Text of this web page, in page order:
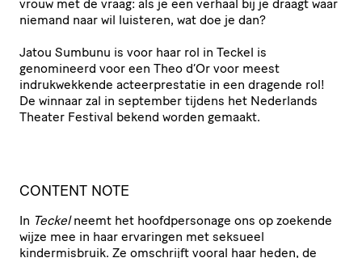
vrouw met de vraag: als je een verhaal bij je draagt waar
niemand naar wil luisteren, wat doe je dan?
Jatou Sumbunu is voor haar rol in Teckel is
genomineerd voor een Theo d’Or voor meest
indrukwekkende acteerprestatie in een dragende rol!
De winnaar zal in september tijdens het Nederlands
Theater Festival bekend worden gemaakt.
CONTENT NOTE
In Teckelneemt het hoofdpersonage ons op zoekende
wijze mee in haar ervaringen met seksueel
kindermisbruik. Ze omschrijft vooral haar heden, de